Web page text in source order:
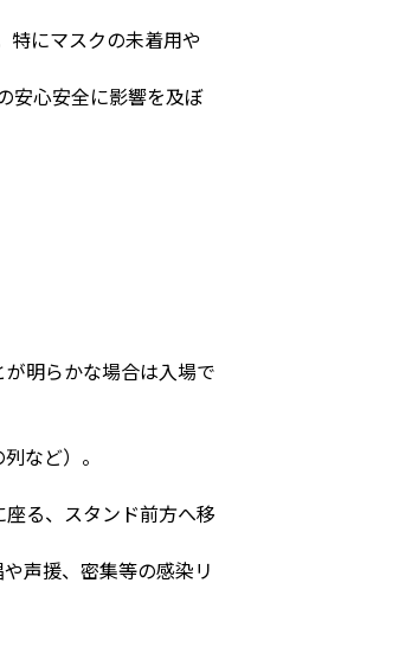
特にマスクの未着用や
安心安全に影響を及ぼ
明らかな場合は入場で
など）。
る、スタンド前方へ移
声援、密集等の感染リ